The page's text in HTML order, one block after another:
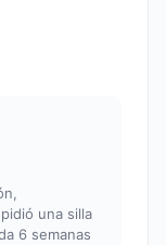
una silla
6 semanas